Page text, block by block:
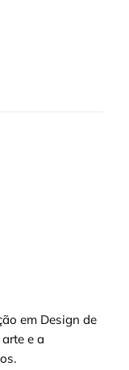
em Design de
e a